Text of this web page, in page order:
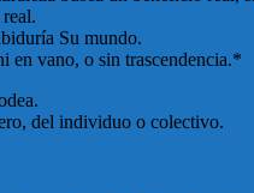
Su mundo.
en vano, o sin trascendencia.*
del individuo o colectivo.